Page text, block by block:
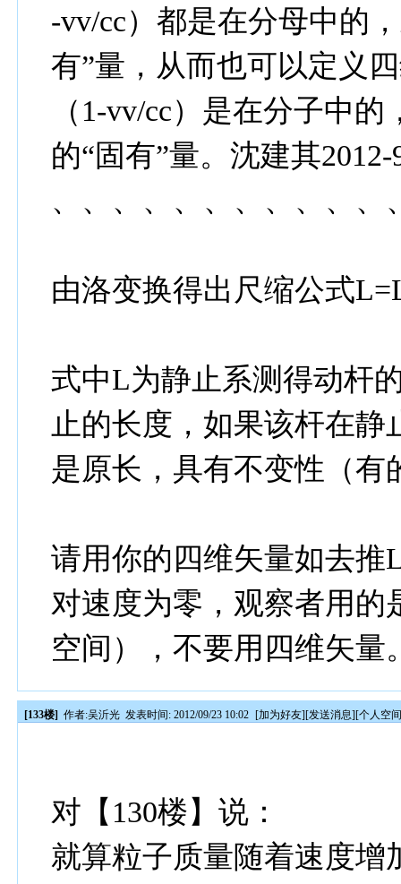
-vv/cc）都是在分母中的
有”量，从而也可以定义
（1-vv/cc）是在分子中
的“固有”量。沈建其2012-
、、、、、、、、、、
由洛变换得出尺缩公式
式中L为静止系测得动杆
止的长度，如果该杆在
是原长，具有不变性（有
请用你的四维矢量如去推
对速度为零，观察者用的
空间），不要用四维矢量
[133楼] 作者:吴沂光 发表时间: 2012/09/23 10:02 [加为好友][发送消息][个人空
对【130楼】说：
就算粒子质量随着速度增